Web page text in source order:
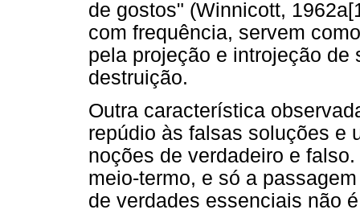
de gostos" (Winnicott,
com frequência, servem
pela projeção e introjeção
destruição.
Outra característica
repúdio às falsas soluções e
noções de verdadeiro e
meio-termo, e só a
de verdades essenciais não